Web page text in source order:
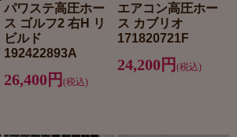
パワステ高圧ホー
ス ゴルフ2 右H リ
ビルド
192422893A
26,400円 (税込)
エアコン高圧ホー
ス カブリオ
171820721F
24,200円(税込)